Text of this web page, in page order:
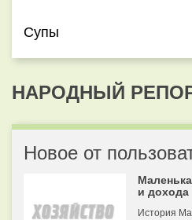
Супы
НАРОДНЫЙ
Новое от
и дохода
История